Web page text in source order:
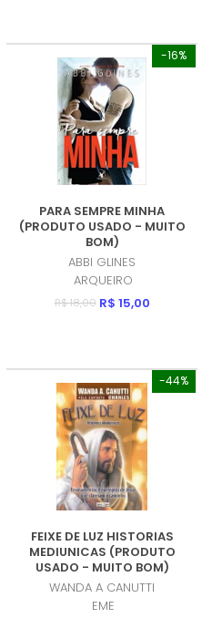
-16%
PARA SEMPRE MINHA
(PRODUTO USADO - MUITO
BOM)
ABBI GLINES
ARQUEIRO
R$ 18,00 R$ 15,00
-44%
FEIXE DE LUZ HISTORIAS
MEDIUNICAS (PRODUTO
USADO - MUITO BOM)
WANDA A CANUTTI
EME